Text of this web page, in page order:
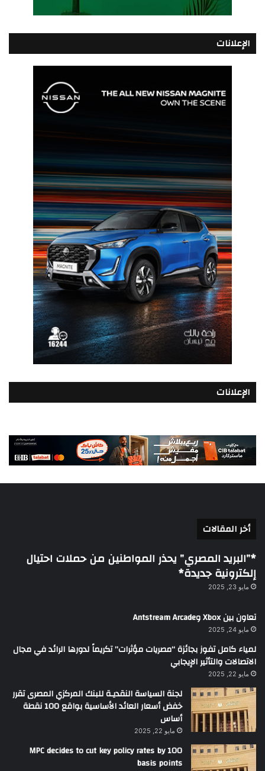
الإعلانات
الإعلانات
أخر المقالات
*”البريد المصري” يحذر المواطنين من حملات احتيال
إلكترونية جديدة*
مايو 23, 2025
تعاون بين Xbox وAntstream Arcade
مايو 24, 2025
لمياء كامل تفوز بجائزة “مصريات مؤثرات” تكريماً لدورها الرائد في مجال
الاتصالات والتأثير الإيجابي
مايو 22, 2025
لجنة السياسة النقديـة للبنك المركزي المصرى تقرر
خفض أسعار العائد الأساسية بواقع 100 نقطة
أساس
مايو 22, 2025
MPC decides to cut key policy rates by 100
basis points